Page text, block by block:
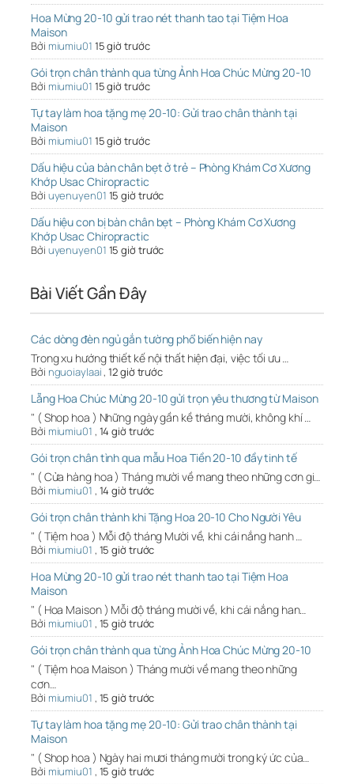
Hoa Mừng 20-10 gửi trao nét thanh tao tại Tiệm Hoa
Maison
Bởi miumiu01 15 giờ trước
Gói trọn chân thành qua từng Ảnh Hoa Chúc Mừng 20-10
Bởi miumiu01 15 giờ trước
Tự tay làm hoa tặng mẹ 20-10: Gửi trao chân thành tại
Maison
Bởi miumiu01 15 giờ trước
Dấu hiệu của bàn chân bẹt ở trẻ – Phòng Khám Cơ Xương
Khớp Usac Chiropractic
Bởi uyenuyen01 15 giờ trước
Dấu hiệu con bị bàn chân bẹt – Phòng Khám Cơ Xương
Khớp Usac Chiropractic
Bởi uyenuyen01 15 giờ trước
Bài Viết Gần Đây
Các dòng đèn ngủ gắn tường phổ biến hiện nay
Trong xu hướng thiết kế nội thất hiện đại, việc tối ưu …
Bởi nguoiaylaai,12 giờ trước
Lẵng Hoa Chúc Mừng 20-10 gửi trọn yêu thương từ Maison
" ( Shop hoa ) Những ngày gần kề tháng mười, không khí …
Bởi miumiu01 , 14 giờ trước
Gói trọn chân tình qua mẫu Hoa Tiền 20-10 đầy tinh tế
" ( Cửa hàng hoa ) Tháng mười về mang theo những cơn gi…
Bởi miumiu01 , 14 giờ trước
Gói trọn chân thành khi Tặng Hoa 20-10 Cho Người Yêu
" ( Tiệm hoa ) Mỗi độ tháng Mười về, khi cái nắng hanh …
Bởi miumiu01 , 15 giờ trước
Hoa Mừng 20-10 gửi trao nét thanh tao tại Tiệm Hoa
Maison
" ( Hoa Maison ) Mỗi độ tháng mười về, khi cái nắng han…
Bởi miumiu01 , 15 giờ trước
Gói trọn chân thành qua từng Ảnh Hoa Chúc Mừng 20-10
" ( Tiệm hoa Maison ) Tháng mười về mang theo những
cơn…
Bởi miumiu01 , 15 giờ trước
Tự tay làm hoa tặng mẹ 20-10: Gửi trao chân thành tại
Maison
" ( Shop hoa ) Ngày hai mươi tháng mười trong ký ức của…
Bởi miumiu01 , 15 giờ trước